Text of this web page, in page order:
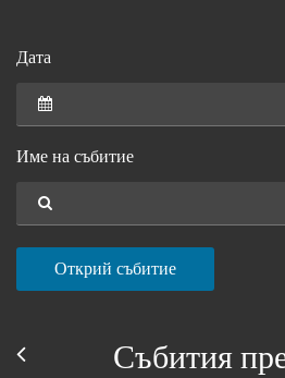
Дата
Име на събитие
Открий събитие
Събития